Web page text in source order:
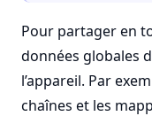
Pour partager en
données globales
l’appareil. Par
chaînes et les